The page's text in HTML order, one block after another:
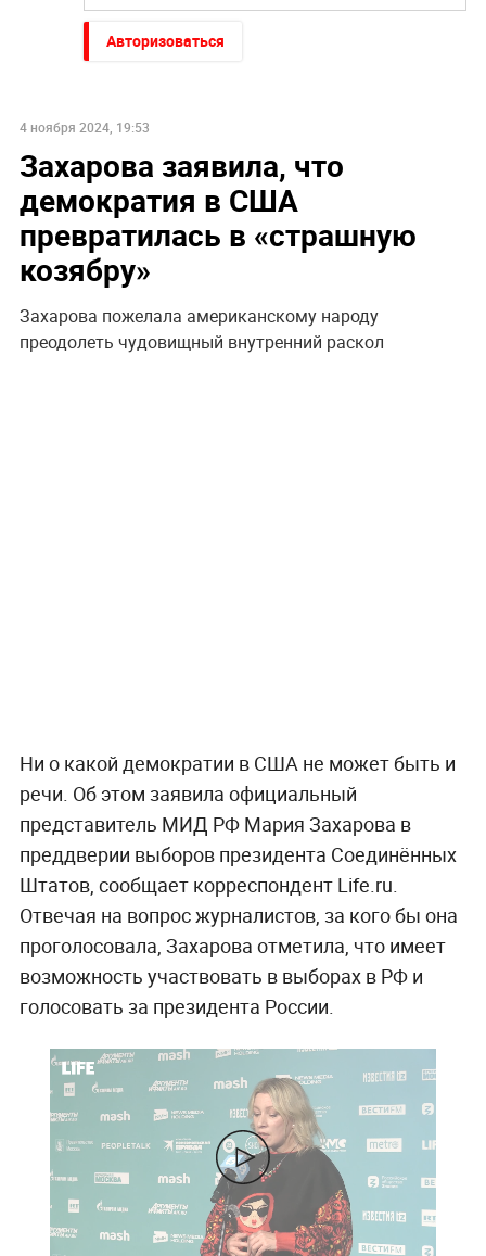
Авторизоваться
4 ноября 2024, 19:53
Захарова заявила, что
демократия в США
превратилась в «страшную
козябру»
Захарова пожелала американскому народу
преодолеть чудовищный внутренний раскол
Ни о какой демократии в США не может быть и
речи. Об этом заявила официальный
представитель МИД РФ Мария Захарова в
преддверии выборов президента Соединённых
Штатов, сообщает корреспондент Life.ru.
Отвечая на вопрос журналистов, за кого бы она
проголосовала, Захарова отметила, что имеет
возможность участвовать в выборах в РФ и
голосовать за президента России.